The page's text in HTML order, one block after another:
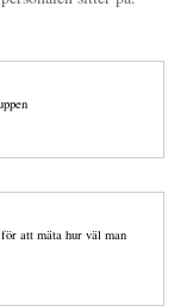
att mäta hur väl man